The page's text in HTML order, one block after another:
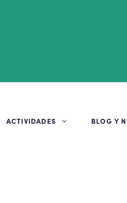
ACTIVIDADES BLOG Y